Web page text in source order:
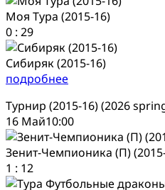
Моя Тура (2015-16)
0 : 29
Сибиряк (2015-16)
подробнее
Турнир (2015-16) (2026
16 Май10:00
Зенит-Чемпионика (П)
1 : 12